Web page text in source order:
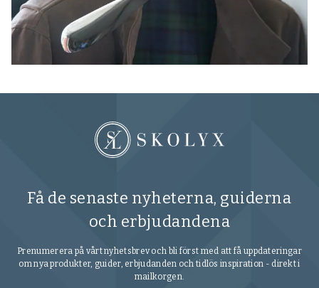
Få de senaste nyheterna, guiderna
och erbjudandena
Prenumerera på vårt nyhetsbrev och bli först med att få uppdateringar
om nya produkter, guider, erbjudanden och tidlös inspiration - direkt i
mailkorgen.